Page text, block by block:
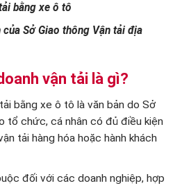
bằng xe ô tô
của Sở Giao thông Vận tải địa
vận tải là gì?
bằng xe ô tô là văn bản do Sở
tổ chức, cá nhân có đủ điều kiện
tải hàng hóa hoặc hành khách
đối với các doanh nghiệp, hợp